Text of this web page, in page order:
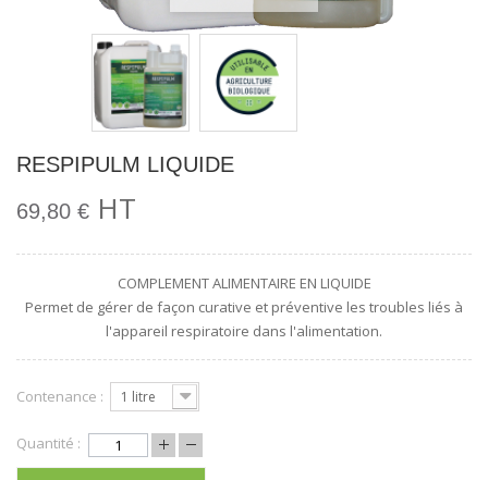
RESPIPULM LIQUIDE
69,80 € HT
COMPLEMENT ALIMENTAIRE EN LIQUIDE
Permet de gérer de façon curative et préventive les troubles liés à
l'appareil respiratoire dans l'alimentation.
Contenance : 1 litre
Quantité :